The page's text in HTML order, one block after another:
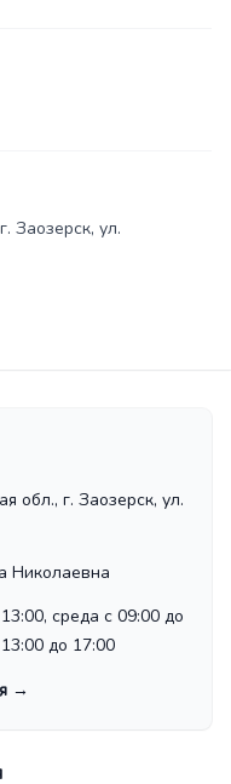
Заозерск, ул.
обл., г. Заозерск, ул.
Николаевна
среда с 09:00 до
до 17:00
→